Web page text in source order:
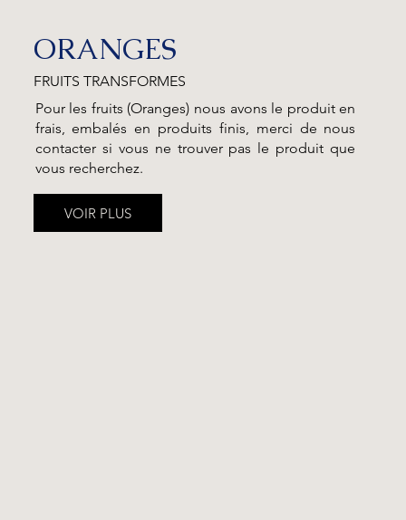
ORANGES
FRUITS TRANSFORMES
Pour les fruits (Oranges) nous avons le produit en
frais, embalés en produits finis, merci de nous
contacter si vous ne trouver pas le produit que
vous recherchez.
VOIR PLUS